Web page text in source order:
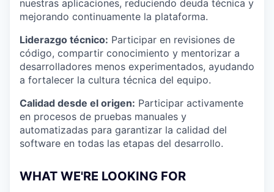
nuestras aplicaciones, reduciendo deuda técnica y
mejorando continuamente la plataforma.
Liderazgo técnico: Participar en revisiones de
código, compartir conocimiento y mentorizar a
desarrolladores menos experimentados, ayudando
a fortalecer la cultura técnica del equipo.
Calidad desde el origen: Participar activamente
en procesos de pruebas manuales y
automatizadas para garantizar la calidad del
software en todas las etapas del desarrollo.
WHAT WE'RE LOOKING FOR